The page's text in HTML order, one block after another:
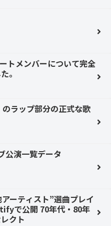
トメンバーについて完全
。
ラップ部分の正式な歌
公演一覧データ
ーティスト”選曲プレイ
で公開 70年代・80年
クト